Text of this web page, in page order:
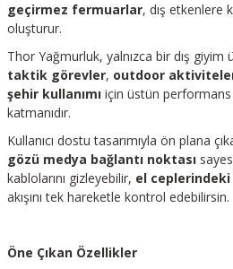
geçirmez fermuarlar, dış etkenlere
oluşturur.
Thor Yağmurluk, yalnızca bir dış giyim
taktik görevler, outdoor
şehir kullanımı için üstün
katmanıdır.
Kullanıcı dostu tasarımıyla ön plana
gözü medya bağlantı noktası
kablolarını gizleyebilir, el
akışını tek hareketle kontrol edebilirsin.
Öne Çıkan Özellikler